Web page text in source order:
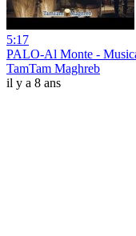
5:17
PALO-Al Monte -
TamTam Maghreb
il y a 8 ans